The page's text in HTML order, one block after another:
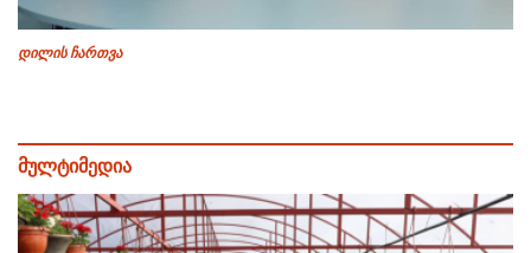
დილის ჩართვა
მულტიმედია